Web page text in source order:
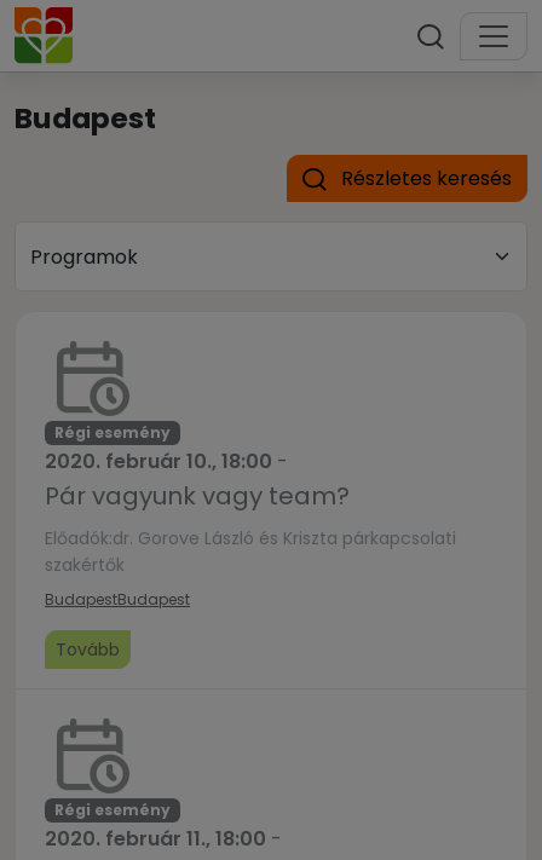
Budapest
Részletes keresés
Régi esemény
2020. február 10., 18:00 -
Pár vagyunk vagy team?
Előadók:dr. Gorove László és Kriszta párkapcsolati
szakértők
BudapestBudapest
Tovább
Régi esemény
2020. február 11., 18:00 -